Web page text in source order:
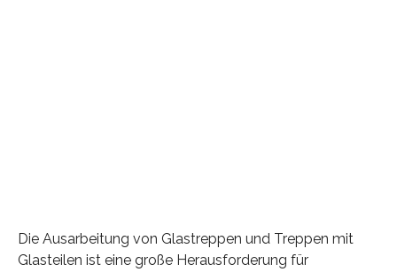
Die Ausarbeitung von Glastreppen und Treppen mit
Glasteilen ist eine große Herausforderung für